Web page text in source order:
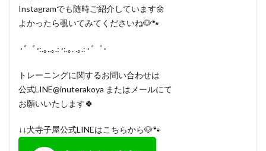
Instagramでも随時ご紹介しています🌼
よかったら覗いてみてくださいね🐶🐾
･゜ﾟ･:.｡..｡.: ･:.｡. .｡.: ･゜ﾟ･
トレーニングに関するお問い合わせは
公式LINE@inuterakoya またはメールにて
お願いいたします🍀
↓↓犬寺子屋公式LINEはこちらから🐶🐾